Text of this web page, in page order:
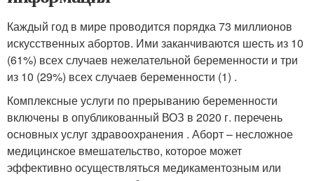
Каждый год в мире проводится порядка 73 миллионов
искусственных абортов. Ими заканчиваются шесть из 10
(61%) всех случаев нежелательной беременности и три
из 10 (29%) всех случаев беременности (1) .
Комплексные услуги по прерыванию беременности
включены в опубликованный ВОЗ в 2020 г. перечень
основных услуг здравоохранения . Аборт – несложное
медицинское вмешательство, которое может
эффективно осуществляться медикаментозным или